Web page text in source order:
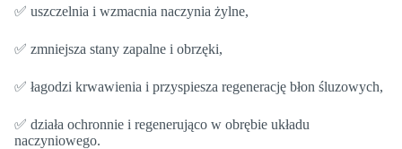
✅ uszczelnia i wzmacnia naczynia żylne,
✅ zmniejsza stany zapalne i obrzęki,
✅ łagodzi krwawienia i przyspiesza regenerację błon śluzowych,
✅ działa ochronnie i regenerująco w obrębie układu
naczyniowego.